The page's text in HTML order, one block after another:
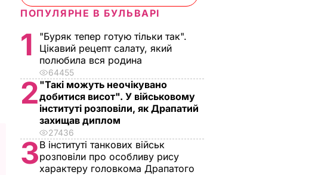
ПОПУЛЯРНЕ В БУЛЬВАРІ
1
"Буряк тепер готую тільки так".
Цікавий рецепт салату, який
полюбила вся родина
64455
2 "Такі можуть неочікувано
добитися висот". У військовому
інституті розповіли, як Драпатий
захищав диплом
27436
3В інституті танкових військ
розповіли про особливу рису
характеру головкома Драпатого